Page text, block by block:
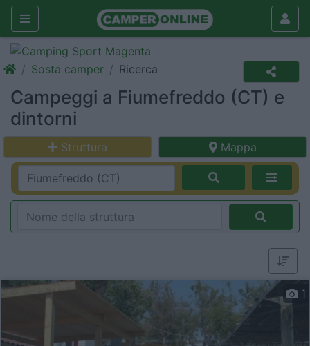
Sosta camper Ricerca
Campeggi a Fiumefreddo (CT) e
dintorni
Struttura Mappa
1